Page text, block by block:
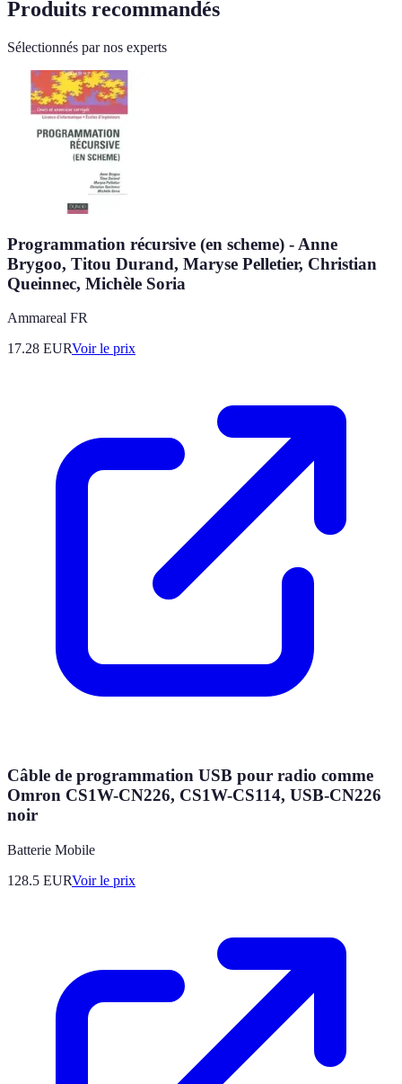
Produits recommandés
Sélectionnés par nos experts
Programmation récursive (en scheme) - Anne
Brygoo, Titou Durand, Maryse Pelletier, Christian
Queinnec, Michèle Soria
Ammareal FR
17.28 EURVoir le prix
Câble de programmation USB pour radio comme
Omron CS1W-CN226, CS1W-CS114, USB-CN226
noir
Batterie Mobile
128.5 EURVoir le prix